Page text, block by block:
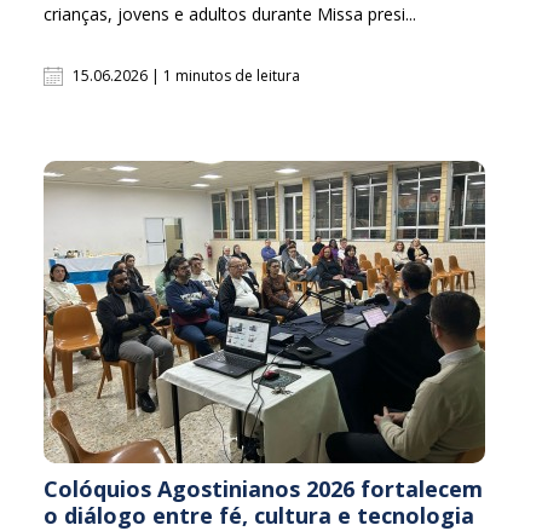
crianças, jovens e adultos durante Missa presi...
15.06.2026 | 1 minutos de leitura
Colóquios Agostinianos 2026 fortalecem
o diálogo entre fé, cultura e tecnologia